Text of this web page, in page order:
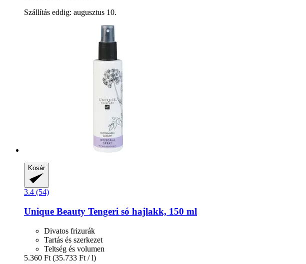
Szállítás eddig: augusztus 10.
Kosár
3.4 (54)
Unique Beauty Tengeri só hajlakk, 150 ml
Divatos frizurák
Tartás és szerkezet
Teltség és volumen
5.360 Ft (35.733 Ft / l)